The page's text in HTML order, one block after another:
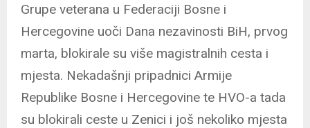
Grupe veterana u Federaciji Bosne i
Hercegovine uoči Dana nezavinosti BiH, prvog
marta, blokirale su više magistralnih cesta i
mjesta. Nekadašnji pripadnici Armije
Republike Bosne i Hercegovine te HVO-a tada
su blokirali ceste u Zenici i još nekoliko mjesta